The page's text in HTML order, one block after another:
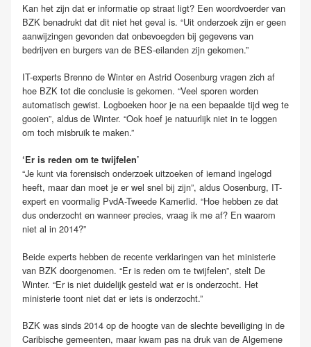
Kan het zijn dat er informatie op straat ligt? Een woordvoerder van
BZK benadrukt dat dit niet het geval is. “Uit onderzoek zijn er geen
aanwijzingen gevonden dat onbevoegden bij gegevens van
bedrijven en burgers van de BES-eilanden zijn gekomen.”
IT-experts Brenno de Winter en Astrid Oosenburg vragen zich af
hoe BZK tot die conclusie is gekomen. “Veel sporen worden
automatisch gewist. Logboeken hoor je na een bepaalde tijd weg te
gooien”, aldus de Winter. “Ook hoef je natuurlijk niet in te loggen
om toch misbruik te maken.”
‘Er is reden om te twijfelen’
“Je kunt via forensisch onderzoek uitzoeken of iemand ingelogd
heeft, maar dan moet je er wel snel bij zijn”, aldus Oosenburg, IT-
expert en voormalig PvdA-Tweede Kamerlid. “Hoe hebben ze dat
dus onderzocht en wanneer precies, vraag ik me af? En waarom
niet al in 2014?”
Beide experts hebben de recente verklaringen van het ministerie
van BZK doorgenomen. “Er is reden om te twijfelen”, stelt De
Winter. “Er is niet duidelijk gesteld wat er is onderzocht. Het
ministerie toont niet dat er iets is onderzocht.”
BZK was sinds 2014 op de hoogte van de slechte beveiliging in de
Caribische gemeenten, maar kwam pas na druk van de Algemene